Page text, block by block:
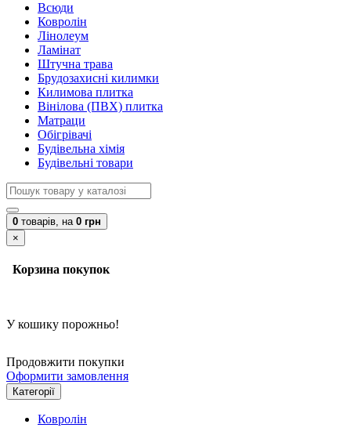
Всюди
Ковролін
Лінолеум
Ламінат
Штучна трава
Брудозахисні килимки
Килимова плитка
Вінілова (ПВХ) плитка
Матраци
Обігрівачі
Будівельна хімія
Будівельні товари
0 товарів, на 0 грн
×
Корзина покупок
У кошику порожньо!
Продовжити покупки
Оформити замовлення
Категорії
Ковролін